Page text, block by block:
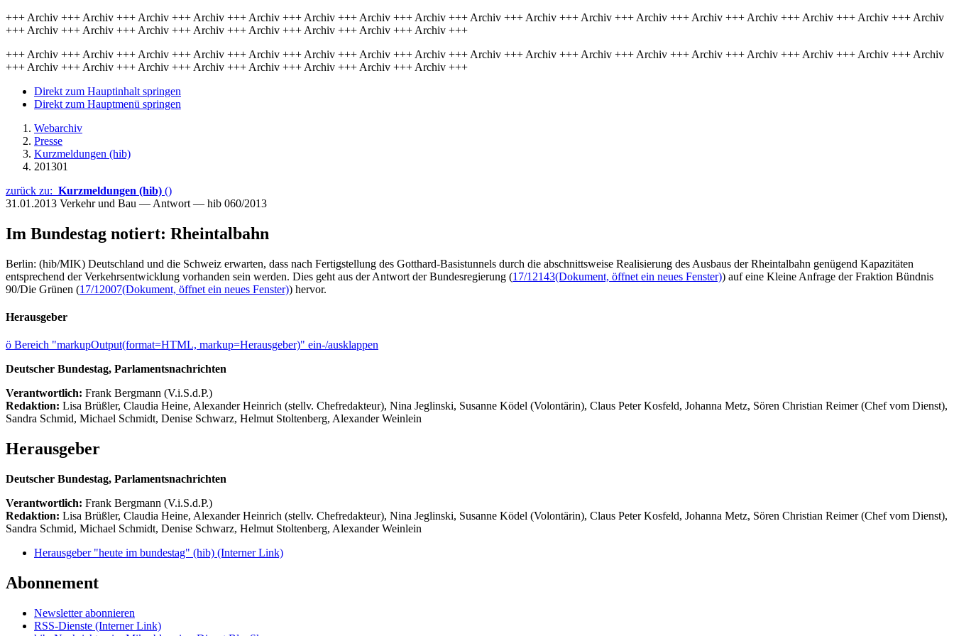
+++ Archiv +++ Archiv +++ Archiv +++ Archiv +++ Archiv +++ Archiv +++ Archiv +++ Archiv +++ Archiv +++ Archiv +++ Archiv +++ Archiv +++ Archiv +++ Archiv +++ Archiv +++ Archiv +++ Archiv
+++ Archiv +++ Archiv +++ Archiv +++ Archiv +++ Archiv +++ Archiv +++ Archiv +++ Archiv +++
+++ Archiv +++ Archiv +++ Archiv +++ Archiv +++ Archiv +++ Archiv +++ Archiv +++ Archiv +++ Archiv +++ Archiv +++ Archiv +++ Archiv +++ Archiv +++ Archiv +++ Archiv +++ Archiv +++ Archiv
+++ Archiv +++ Archiv +++ Archiv +++ Archiv +++ Archiv +++ Archiv +++ Archiv +++ Archiv +++
Direkt zum Hauptinhalt springen
Direkt zum Hauptmenü springen
Webarchiv
Presse
Kurzmeldungen (hib)
201301
zurück zu: Kurzmeldungen (hib) ()
31.01.2013 Verkehr und Bau — Antwort — hib 060/2013
Im Bundestag notiert: Rheintalbahn
Berlin: (hib/MIK) Deutschland und die Schweiz erwarten, dass nach Fertigstellung des Gotthard-Basistunnels durch die abschnittsweise Realisierung des Ausbaus der Rheintalbahn genügend Kapazitäten
entsprechend der Verkehrsentwicklung vorhanden sein werden. Dies geht aus der Antwort der Bundesregierung (17/12143(Dokument, öffnet ein neues Fenster)) auf eine Kleine Anfrage der Fraktion Bündnis
90/Die Grünen (17/12007(Dokument, öffnet ein neues Fenster)) hervor.
Herausgeber
ö Bereich "markupOutput(format=HTML, markup=Herausgeber)" ein-/ausklappen
Deutscher Bundestag, Parlamentsnachrichten
Verantwortlich: Frank Bergmann (V.i.S.d.P.)
Redaktion: Lisa Brüßler, Claudia Heine, Alexander Heinrich (stellv. Chefredakteur), Nina Jeglinski, Susanne Ködel (Volontärin), Claus Peter Kosfeld, Johanna Metz, Sören Christian Reimer (Chef vom Dienst),
Sandra Schmid, Michael Schmidt, Denise Schwarz, Helmut Stoltenberg, Alexander Weinlein
Herausgeber
Deutscher Bundestag, Parlamentsnachrichten
Verantwortlich: Frank Bergmann (V.i.S.d.P.)
Redaktion: Lisa Brüßler, Claudia Heine, Alexander Heinrich (stellv. Chefredakteur), Nina Jeglinski, Susanne Ködel (Volontärin), Claus Peter Kosfeld, Johanna Metz, Sören Christian Reimer (Chef vom Dienst),
Sandra Schmid, Michael Schmidt, Denise Schwarz, Helmut Stoltenberg, Alexander Weinlein
Herausgeber "heute im bundestag" (hib) (Interner Link)
Abonnement
Newsletter abonnieren
RSS-Dienste (Interner Link)